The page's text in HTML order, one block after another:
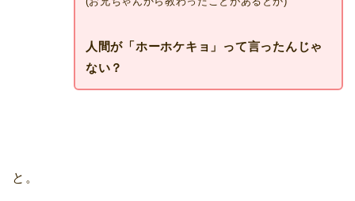
人間が「ホーホケキョ」って言ったんじゃ
ない？
と。